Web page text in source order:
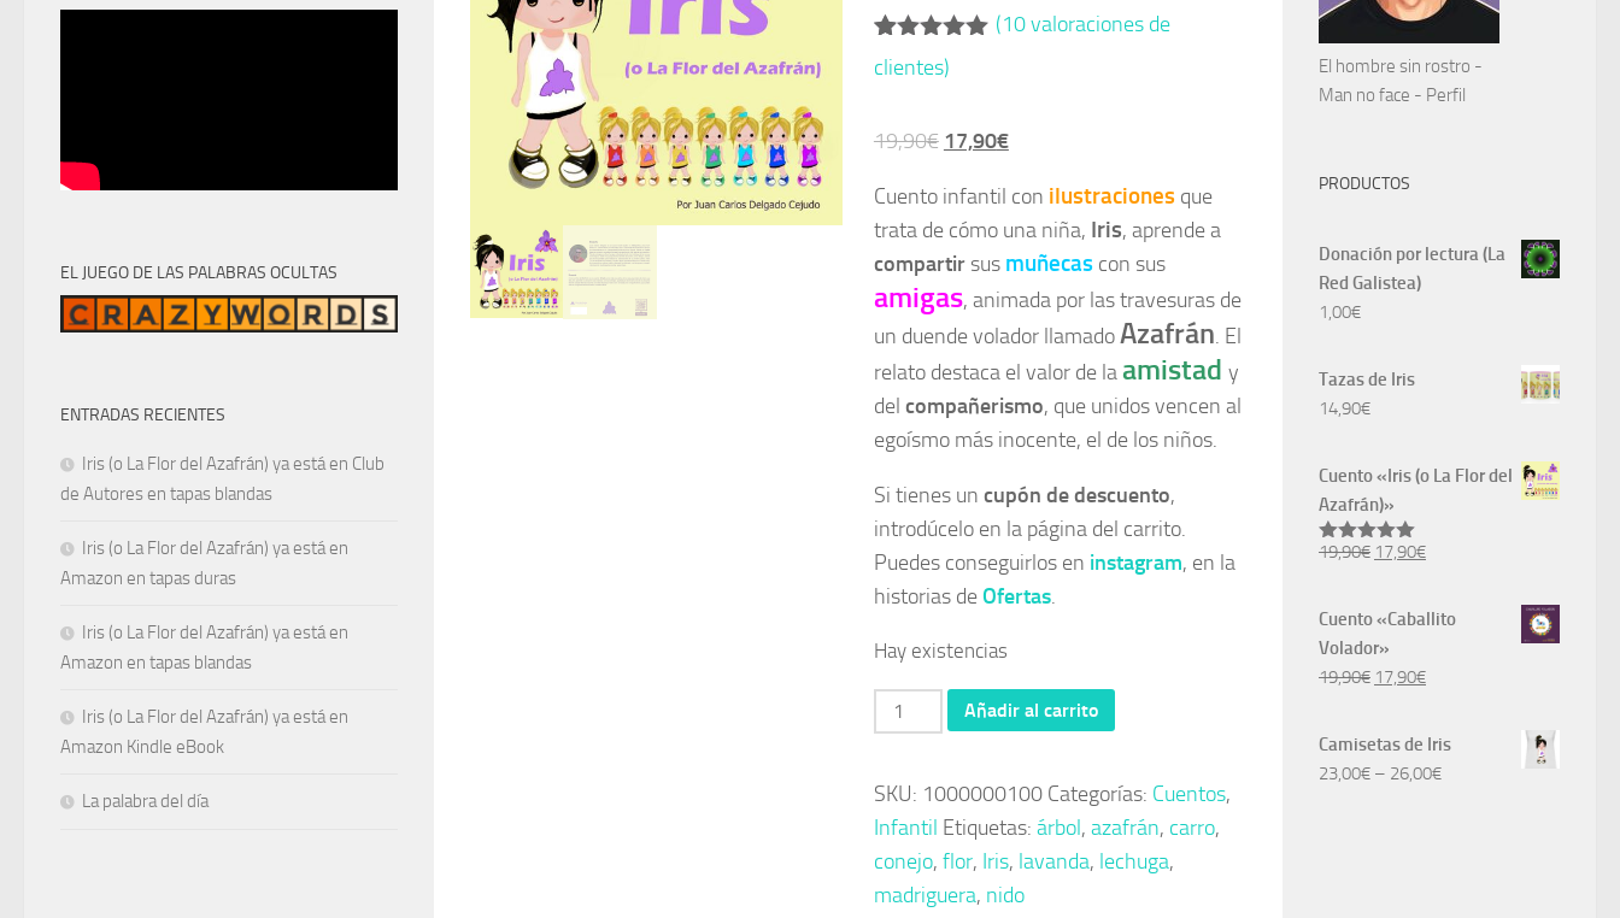
Valorado
con5.00
10
valoraciones
(10valoraciones de
clientes)
19,90€ El
original
era:
19,90€.
17,90€El
actual
es:
17,90€.
Cuento infantil con ilustraciones que
trata de cómo una niña, Iris, aprende a
compartirsus muñecas con sus
amigas, animada por las travesuras de
un duende volador llamadoAzafrán. El
relato destaca el valor de laamistad y
del compañerismo, que unidos vencen al
egoísmo más inocente, el de los niños.
Si tienes un cupón de descuento,
introdúcelo en la página del carrito.
Puedes conseguirlos en instagram, en la
historias deOfertas.
Hay existencias
Cuento
«Iris
La
Flor
del
Azafrán)»
Añadir al carrito
SKU: 1000000100 Categorías: Cuentos,
Infantil Etiquetas: árbol, azafrán, carro,
conejo, flor, Iris, lavanda, lechuga,
madriguera, nido
EL JUEGO DE LAS PALABRAS OCULTAS
ENTRADAS RECIENTES
Iris (o La Flor del Azafrán) ya está en Club
de Autores en tapas blandas
Iris (o La Flor del Azafrán) ya está en
Amazon en tapas duras
Iris (o La Flor del Azafrán) ya está en
Amazon en tapas blandas
Iris (o La Flor del Azafrán) ya está en
Amazon Kindle eBook
La palabra del día
El hombre sin rostro -
Man no face - Perfil
PRODUCTOS
Donación por lectura (La
Red Galistea)
1,00€
Tazas de Iris
14,90€
Cuento «Iris (o La Flor del
Azafrán)»
Valorado
19,90€ El
original
19,90€.
17,90€El
actual
17,90€.
Cuento «Caballito
Volador»
19,90€ El
original
era:
17,90€El
actual
es:
Camisetas de Iris
23,00€ – 26,00€